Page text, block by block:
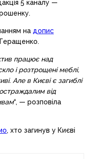
5 каналу —
на допис
працює над
і розтрощені меблі,
Але в Києві є загиблі
від
“, — розповіла
, хто загинув у Києві